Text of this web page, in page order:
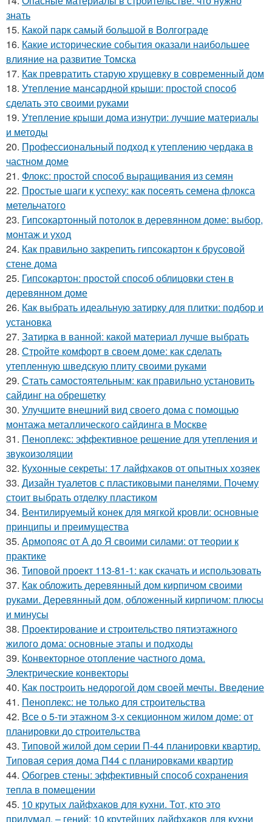
знать
15. Какой парк самый большой в Волгограде
16. Какие исторические события оказали наибольшее
влияние на развитие Томска
17. Как превратить старую хрущевку в современный дом
18. Утепление мансардной крыши: простой способ
сделать это своими руками
19. Утепление крыши дома изнутри: лучшие материалы
и методы
20. Профессиональный подход к утеплению чердака в
частном доме
21. Флокс: простой способ выращивания из семян
22. Простые шаги к успеху: как посеять семена флокса
метельчатого
23. Гипсокартонный потолок в деревянном доме: выбор,
монтаж и уход
24. Как правильно закрепить гипсокартон к брусовой
стене дома
25. Гипсокартон: простой способ облицовки стен в
деревянном доме
26. Как выбрать идеальную затирку для плитки: подбор и
установка
27. Затирка в ванной: какой материал лучше выбрать
28. Стройте комфорт в своем доме: как сделать
утепленную шведскую плиту своими руками
29. Стать самостоятельным: как правильно установить
сайдинг на обрешетку
30. Улучшите внешний вид своего дома с помощью
монтажа металлического сайдинга в Москве
31. Пеноплекс: эффективное решение для утепления и
звукоизоляции
32. Кухонные секреты: 17 лайфхаков от опытных хозяек
33. Дизайн туалетов с пластиковыми панелями. Почему
стоит выбрать отделку пластиком
34. Вентилируемый конек для мягкой кровли: основные
принципы и преимущества
35. Армопояс от А до Я своими силами: от теории к
практике
36. Типовой проект 113-81-1: как скачать и использовать
37. Как обложить деревянный дом кирпичом своими
руками. Деревянный дом, обложенный кирпичом: плюсы
и минусы
38. Проектирование и строительство пятиэтажного
жилого дома: основные этапы и подходы
39. Конвекторное отопление частного дома.
Электрические конвекторы
40. Как построить недорогой дом своей мечты. Введение
41. Пеноплекс: не только для строительства
42. Все о 5-ти этажном 3-х секционном жилом доме: от
планировки до строительства
43. Типовой жилой дом серии П-44 планировки квартир.
Типовая серия дома П44 с планировками квартир
44. Обогрев стены: эффективный способ сохранения
тепла в помещении
45. 10 крутых лайфхаков для кухни. Тот, кто это
придумал, – гений: 10 крутейших лайфхаков для кухни